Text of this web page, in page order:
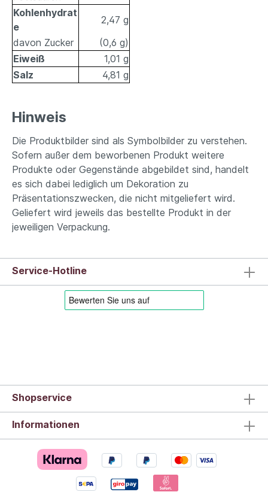
Kohlenhydrat
e
2,47 g
davon Zucker
(0,6 g)
Eiweiß
1,01 g
Salz
4,81 g
Hinweis
Die Produktbilder sind als Symbolbilder zu verstehen.
Sofern außer dem beworbenen Produkt weitere
Produkte oder Gegenstände abgebildet sind, handelt
es sich dabei lediglich um Dekoration zu
Präsentationszwecken, die nicht mitgeliefert wird.
Geliefert wird jeweils das bestellte Produkt in der
jeweiligen Verpackung.
Service-Hotline
Shopservice
Informationen